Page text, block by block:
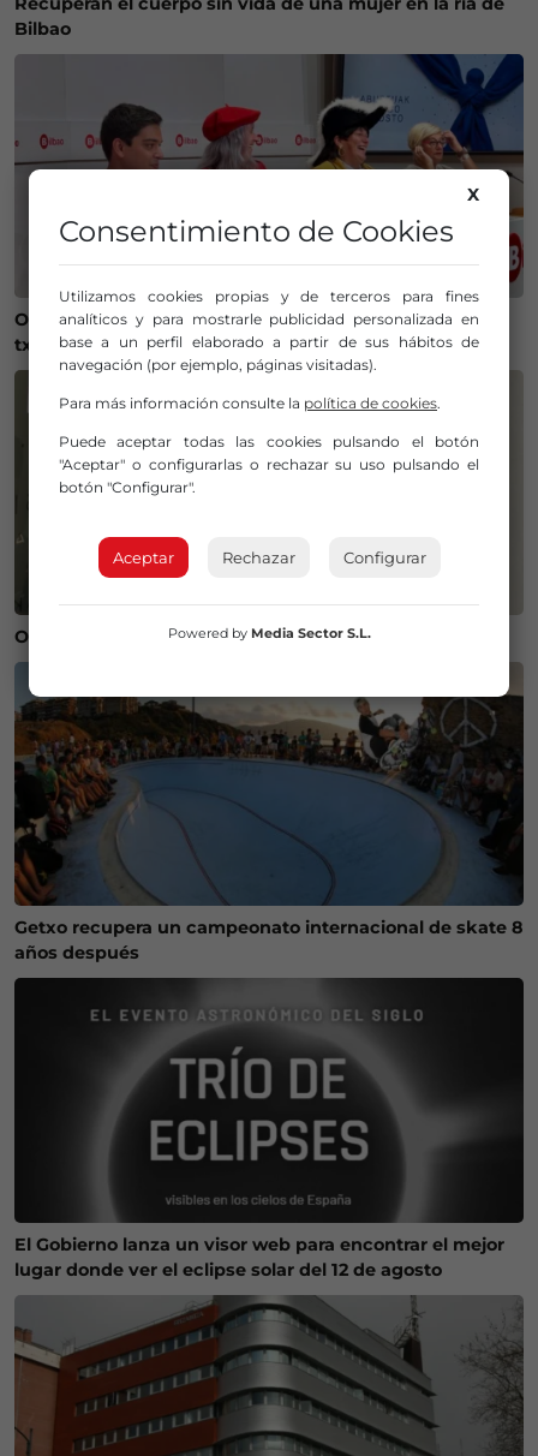
Bilbao
Onintza Enbeita y Ainhoa Urrejola, pregonera y
txupinera de Aste Nagusia 2026 en Bilbao
Operación salida para Andoni Gorosabel
Getxo recupera un campeonato internacional de skate 8
años después
El Gobierno lanza un visor web para encontrar el mejor
lugar donde ver el eclipse solar del 12 de agosto
X
Consentimiento de Cookies
Utilizamos cookies propias y de terceros para fines
analíticos y para mostrarle publicidad personalizada en
base a un perfil elaborado a partir de sus hábitos de
navegación (por ejemplo, páginas visitadas).
Para más información consulte la política de cookies.
Puede aceptar todas las cookies pulsando el botón
"Aceptar" o configurarlas o rechazar su uso pulsando el
botón "Configurar".
Aceptar Rechazar Configurar
Powered by Media Sector S.L.